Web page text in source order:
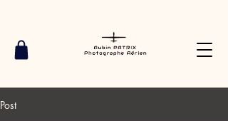
Post